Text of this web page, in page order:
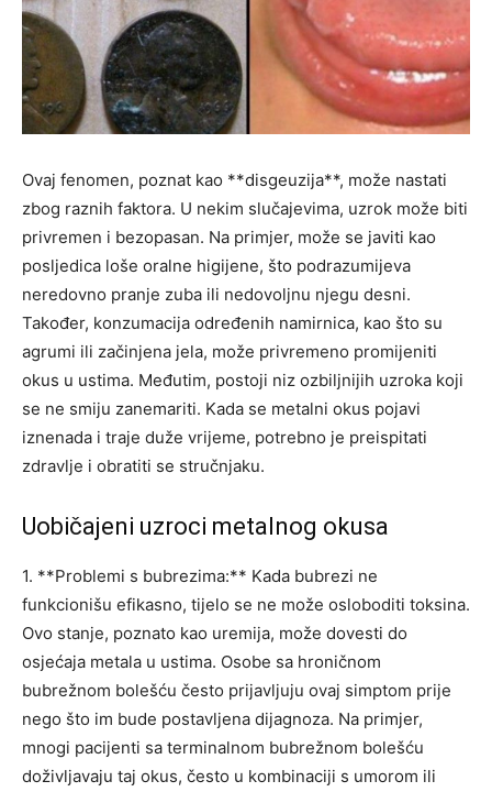
Ovaj fenomen, poznat kao **disgeuzija**, može nastati
zbog raznih faktora. U nekim slučajevima, uzrok može biti
privremen i bezopasan. Na primjer, može se javiti kao
posljedica loše oralne higijene, što podrazumijeva
neredovno pranje zuba ili nedovoljnu njegu desni.
Također, konzumacija određenih namirnica, kao što su
agrumi ili začinjena jela, može privremeno promijeniti
okus u ustima. Međutim, postoji niz ozbiljnijih uzroka koji
se ne smiju zanemariti. Kada se metalni okus pojavi
iznenada i traje duže vrijeme, potrebno je preispitati
zdravlje i obratiti se stručnjaku.
Uobičajeni uzroci metalnog okusa
1. **Problemi s bubrezima:** Kada bubrezi ne
funkcionišu efikasno, tijelo se ne može osloboditi toksina.
Ovo stanje, poznato kao uremija, može dovesti do
osjećaja metala u ustima. Osobe sa hroničnom
bubrežnom bolešću često prijavljuju ovaj simptom prije
nego što im bude postavljena dijagnoza. Na primjer,
mnogi pacijenti sa terminalnom bubrežnom bolešću
doživljavaju taj okus, često u kombinaciji s umorom ili